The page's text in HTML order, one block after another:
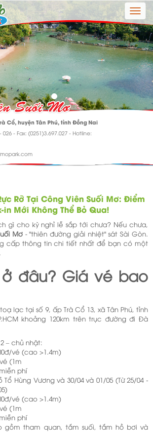
Toggle
Cổ, huyện Tân Phú, tỉnh Đồng Nai
026 - Fax: (0251)3.697.027 - Hotline:
Rỡ Tại Công Viên Suối Mơ: Điểm
in Mới Không Thể Bỏ Qua!
gì cho kỳ nghỉ lễ sắp tới chưa? Nếu chưa,
Mơ- "thiên đường giải nhiệt" sát Sài Gòn.
cấp thông tin chi tiết nhất để bạn có một
ở đâu? Giá vé bao
lạc tại số 9, ấp Trà Cổ 13, xã Tân Phú, tỉnh
khoảng 120km trên trục đường đi Đà
– chủ nhật:
vé (cao >1.4m)
(1m
phí
Hùng Vương và 30/04 và 01/05 (Từ 25/04 -
vé (cao >1.4m)
(1m
phí
gồm tham quan, tắm suối, tắm hồ bơi và